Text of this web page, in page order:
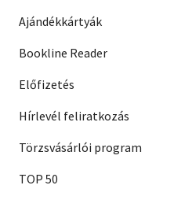
Ajándékkártyák
Bookline Reader
Előfizetés
Hírlevél feliratkozás
Törzsvásárlói program
TOP 50